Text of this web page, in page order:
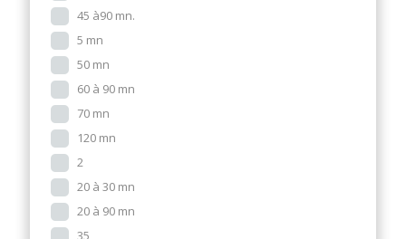
45 à90 mn.
5 mn
50 mn
60 à 90 mn
70 mn
120 mn
2
20 à 30 mn
20 à 90 mn
35